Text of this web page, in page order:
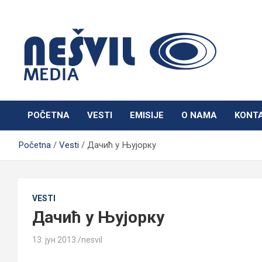
Nešvil Media Bogatić
POČETNA VESTI EMISIJE O NAMA
Početna Vesti Дачић у Њујорку
VESTI
Дачић у Њујорку
13. јун 2013. nesvil